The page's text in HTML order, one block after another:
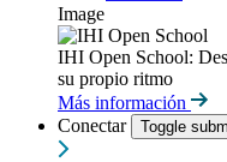
Image
IHI Open School:
su propio ritmo
Más información
Conectar
Toggle